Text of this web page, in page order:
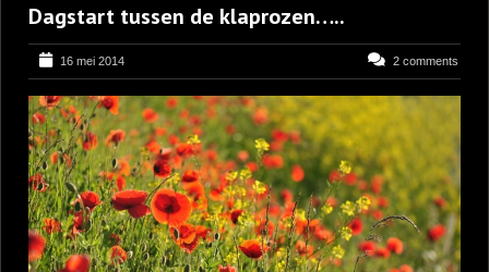
Dagstart tussen de klaprozen…..
16 mei 2014 2 comments